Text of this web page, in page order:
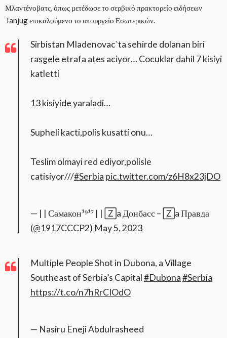
Μλαντένοβατς, όπως μετέδωσε το σερβικό πρακτορείο ειδήσεων
Tanjug επικαλούμενο το υπουργείο Εσωτερικών.
Sirbistan Mladenovac`ta sehirde dolanan biri
rasgele etrafa ates aciyor… Cocuklar dahil 7 kisiyi
katletti
13 kisiyide yaraladi…
Supheli kacti,polis kusatti onu…
Teslim olmayi red ediyor,polisle
catisiyor///#Serbia pic.twitter.com/z6H8x23jDO
— | | Самакон¹⁹¹⁷ | | 🅉a Донбасс – 🅉a Правда
(@1917CCCP2) May 5, 2023
Multiple People Shot in Dubona, a Village
Southeast of Serbia’s Capital#Dubona#Serbia
https://t.co/n7hRrCIOdO
— Nasiru Eneji Abdulrasheed